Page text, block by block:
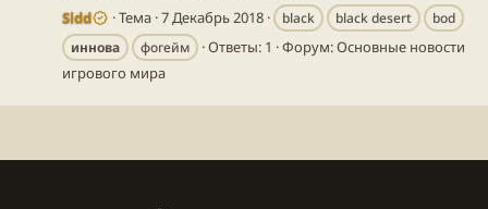
Sidd Тема 7 Декабрь 2018 black black desert
bod
иннова
фогейм Ответы: 1 Форум:Основные новости
игрового мира